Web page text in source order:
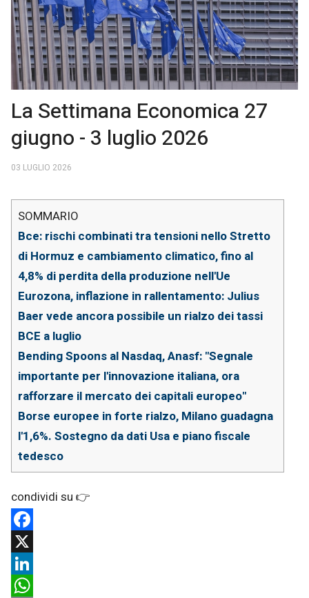
La Settimana Economica 27
giugno - 3 luglio 2026
03 LUGLIO 2026
Facebook
X
LinkedIn
Bce: rischi combinati tra tensioni nello Stretto
di Hormuz e cambiamento climatico, fino al
4,8% di perdita della produzione nell'Ue
Eurozona, inflazione in rallentamento: Julius
Baer vede ancora possibile un rialzo dei tassi
BCE a luglio
Bending Spoons al Nasdaq, Anasf: "Segnale
importante per l'innovazione italiana, ora
rafforzare il mercato dei capitali europeo"
Borse europee in forte rialzo, Milano guadagna
l'1,6%. Sostegno da dati Usa e piano fiscale
tedesco